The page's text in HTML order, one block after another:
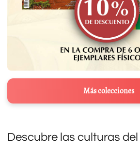
Más colecciones
Descubre las culturas